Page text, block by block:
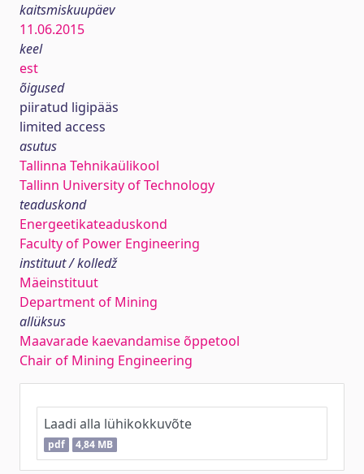
kaitsmiskuupäev
11.06.2015
keel
est
õigused
piiratud ligipääs
limited access
asutus
Tallinna Tehnikaülikool
Tallinn University of Technology
teaduskond
Energeetikateaduskond
Faculty of Power Engineering
instituut / kolledž
Mäeinstituut
Department of Mining
allüksus
Maavarade kaevandamise õppetool
Chair of Mining Engineering
Laadi alla lühikokkuvõte
pdf 4,84 MB